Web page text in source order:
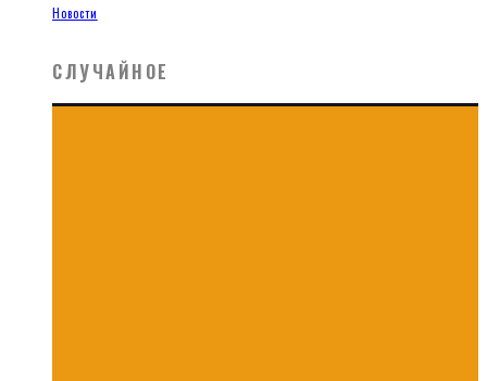
Новости
СЛУЧАЙНОЕ